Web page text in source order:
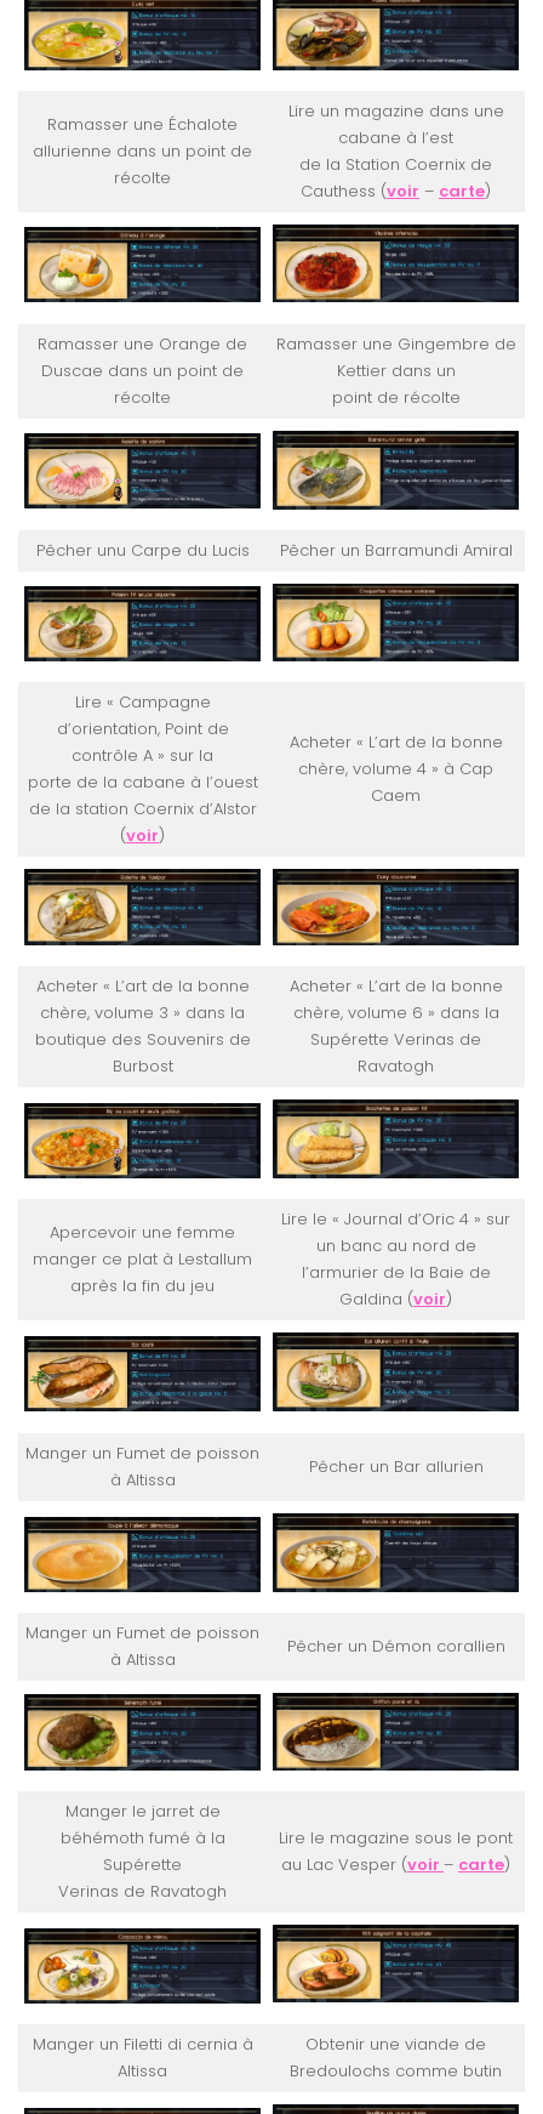
Ramasser une Échalote
allurienne dans un point de
récolte
Lire un magazine dans une
cabane à l’est
de la Station Coernix de
Cauthess (voir – carte)
Ramasser une Orange de
Duscae dans un point de
récolte
Ramasser une Gingembre de
Kettier dans un
point de récolte
Pêcher unu Carpe du Lucis Pêcher un Barramundi Amiral
Lire « Campagne
d’orientation, Point de
contrôle A » sur la
porte de la cabane à l’ouest
de la station Coernix d’Alstor
(voir)
Acheter « L’art de la bonne
chère, volume 4 » à Cap
Caem
Acheter « L’art de la bonne
chère, volume 3 » dans la
boutique des Souvenirs de
Burbost
Acheter « L’art de la bonne
chère, volume 6 » dans la
Supérette Verinas de
Ravatogh
Apercevoir une femme
manger ce plat à Lestallum
après la fin du jeu
Lire le « Journal d’Oric 4 » sur
un banc au nord de
l’armurier de la Baie de
Galdina (voir)
Manger un Fumet de poisson
à Altissa
Pêcher un Bar allurien
Manger un Fumet de poisson
à Altissa
Pêcher un Démon corallien
Manger le jarret de
béhémoth fumé à la
Supérette
Verinas de Ravatogh
Lire le magazine sous le pont
au Lac Vesper (voir – carte)
Manger un Filetti di cernia à
Altissa
Obtenir une viande de
Bredoulochs comme butin